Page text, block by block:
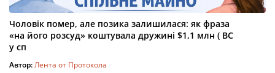
Чоловік помер, але позика залишилася: як фраза
«на його розсуд» коштувала дружині $1,1 млн ( ВС
у сп
Автор:Лента от Протокола